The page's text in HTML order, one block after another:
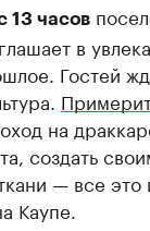
13 часов
в
Гостей
на
создать
— все это
Каупе.